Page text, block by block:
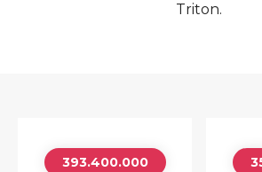
Triton.
393.400.000